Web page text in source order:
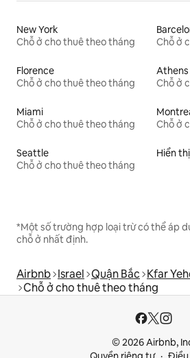
New York
Chỗ ở cho thuê theo tháng
Chỗ ở
Florence
Chỗ ở cho thuê theo tháng
Athens
Chỗ ở
Miami
Chỗ ở cho thuê theo tháng
Chỗ ở
Seattle
Chỗ ở cho thuê theo tháng
Hiển
*Một số trường hợp loại trừ có thể áp
chỗ ở nhất định.
Airbnb Israel Quận Bắc Kfar
Chỗ ở cho thuê theo tháng
© 2026 Airbnb,